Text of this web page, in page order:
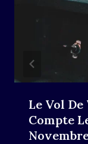
Le Vol
Compte